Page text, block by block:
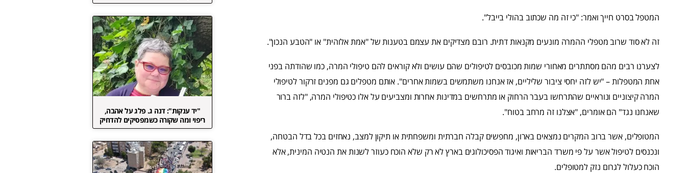
המטפל בסרט חייך ואמר: "כי זה מה שכתוב בהולי בייבל".
זה לא סוד שרוב מטפלי ההמרה מונעים מקנאות דתית. רובם מצדיקים את עצמם בטענות של "אמת אלוהית" או "הטבע הנכון".
לצערנו רבים מהם מסתתרים מאחורי שמות מכובסים לטיפולים שהם עושים ולא קוראים להם טיפולי המרה, כמו שהודתה בפני
אחת המטפלות – "יש לזה יחסי ציבור שליליים, אז אנחנו משתמשים בשמות אחרים". אותם מטפלים גם מפנים זרקור לטיפולי
המרה קיצוניים ונוראיים שהתרחשו בעבר הרחוק או מתרחשים במדינות אחרות ומצביעים על אלו כטיפולי המרה, "לזה ברור
שאנחנו נגד" הם אומרים, "אצלנו זה מרחב בטוח".
המטופלים, אשר ברוב המקרים נמצאים בארון, מחפשים קבלה חברתית ומשפחתית או תיקון למצב, נאחזים בכל בדל הבטחה,
ונכנסים לטיפול אשר על פי משרד הבריאות ואיגוד הפסיכולוגים בארץ לא רק שלא הוכח כעוזר לשנות את הנטיה המינית, אלא
הוכח כעלול לגרום נזק למטופלים.
"יד ענקות": דנה ג. פלג על אהבה,
ריפוי ומה שקורה כשמפסיקים להדחיק